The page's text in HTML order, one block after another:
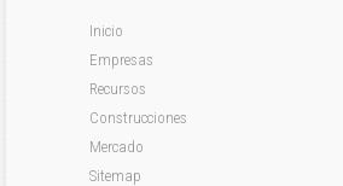
Inicio
Empresas
Recursos
Construcciones
Mercado
Sitemap